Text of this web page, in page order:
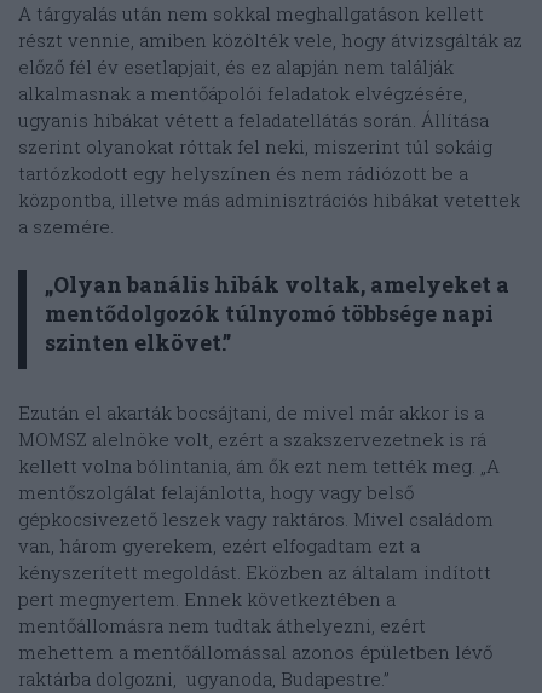
A tárgyalás után nem sokkal meghallgatáson kellett
részt vennie, amiben közölték vele, hogy átvizsgálták az
előző fél év esetlapjait, és ez alapján nem találják
alkalmasnak a mentőápolói feladatok elvégzésére,
ugyanis hibákat vétett a feladatellátás során. Állítása
szerint olyanokat róttak fel neki, miszerint túl sokáig
tartózkodott egy helyszínen és nem rádiózott be a
központba, illetve más adminisztrációs hibákat vetettek
a szemére.
„Olyan banális hibák voltak, amelyeket a
mentődolgozók túlnyomó többsége napi
szinten elkövet.”
Ezután el akarták bocsájtani, de mivel már akkor is a
MOMSZ alelnöke volt, ezért a szakszervezetnek is rá
kellett volna bólintania, ám ők ezt nem tették meg. „A
mentőszolgálat felajánlotta, hogy vagy belső
gépkocsivezető leszek vagy raktáros. Mivel családom
van, három gyerekem, ezért elfogadtam ezt a
kényszerített megoldást. Eközben az általam indított
pert megnyertem. Ennek következtében a
mentőállomásra nem tudtak áthelyezni, ezért
mehettem a mentőállomással azonos épületben lévő
raktárba dolgozni, ugyanoda, Budapestre.”